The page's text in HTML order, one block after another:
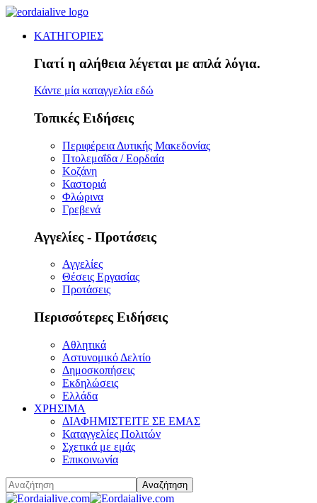
ΚΑΤΗΓΟΡΙΕΣ
Γιατί η αλήθεια λέγεται με απλά λόγια.
Κάντε μία καταγγελία εδώ
Τοπικές Ειδήσεις
Περιφέρεια Δυτικής Μακεδονίας
Πτολεμαΐδα / Εορδαία
Κοζάνη
Καστοριά
Φλώρινα
Γρεβενά
Αγγελίες - Προτάσεις
Αγγελίες
Θέσεις Εργασίας
Προτάσεις
Περισσότερες Ειδήσεις
Αθλητικά
Αστυνομικό Δελτίο
Δημοσκοπήσεις
Εκδηλώσεις
Ελλάδα
ΧΡΗΣΙΜΑ
ΔΙΑΦΗΜΙΣΤΕΙΤΕ ΣΕ ΕΜΑΣ
Καταγγελίες Πολιτών
Σχετικά με εμάς
Επικοινωνία